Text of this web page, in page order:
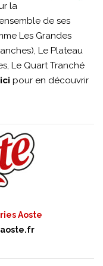
la
de ses
Les Grandes
Le Plateau
Le Quart Tranché
pour en découvrir
Aoste